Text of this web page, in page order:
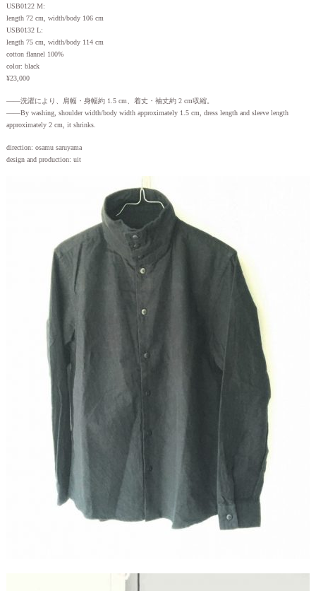
USB0122 M:
length 72 cm, width/body 106 cm
USB0132 L:
length 75 cm, width/body 114 cm
cotton flannel 100%
color: black
¥23,000
——洗濯により、肩幅・身幅約 1.5 cm、着丈・袖丈約 2 cm収縮。
——By washing, shoulder width/body width approximately 1.5 cm, dress length and sleeve length
approximately 2 cm, it shrinks.
direction: osamu saruyama
design and production: uit